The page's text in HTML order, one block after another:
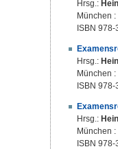
Hrsg.:
München
ISBN
Hrsg.:
München
ISBN
Hrsg.:
München
ISBN